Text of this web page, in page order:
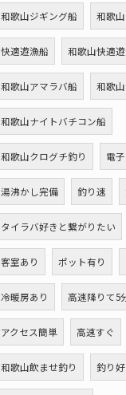
和歌山ジギング船 和歌
快適遊漁船 和歌山快適
和歌山アマラバ船 和歌
和歌山ナイトバチコン船
和歌山クログチ釣り 電
湯沸かし完備 釣り速
タイラバ好きと繋がりたい
客室あり ポット有り
冷暖房あり 高速降りて5
アクセス簡単 高速すぐ
和歌山飲ませ釣り 釣り